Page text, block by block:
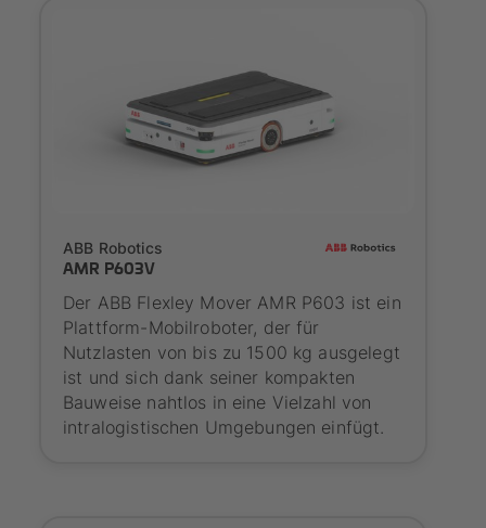
ABB Robotics
AMR P603V
Der ABB Flexley Mover AMR P603 ist ein
Plattform-Mobilroboter, der für
Nutzlasten von bis zu 1500 kg ausgelegt
ist und sich dank seiner kompakten
Bauweise nahtlos in eine Vielzahl von
intralogistischen Umgebungen einfügt.